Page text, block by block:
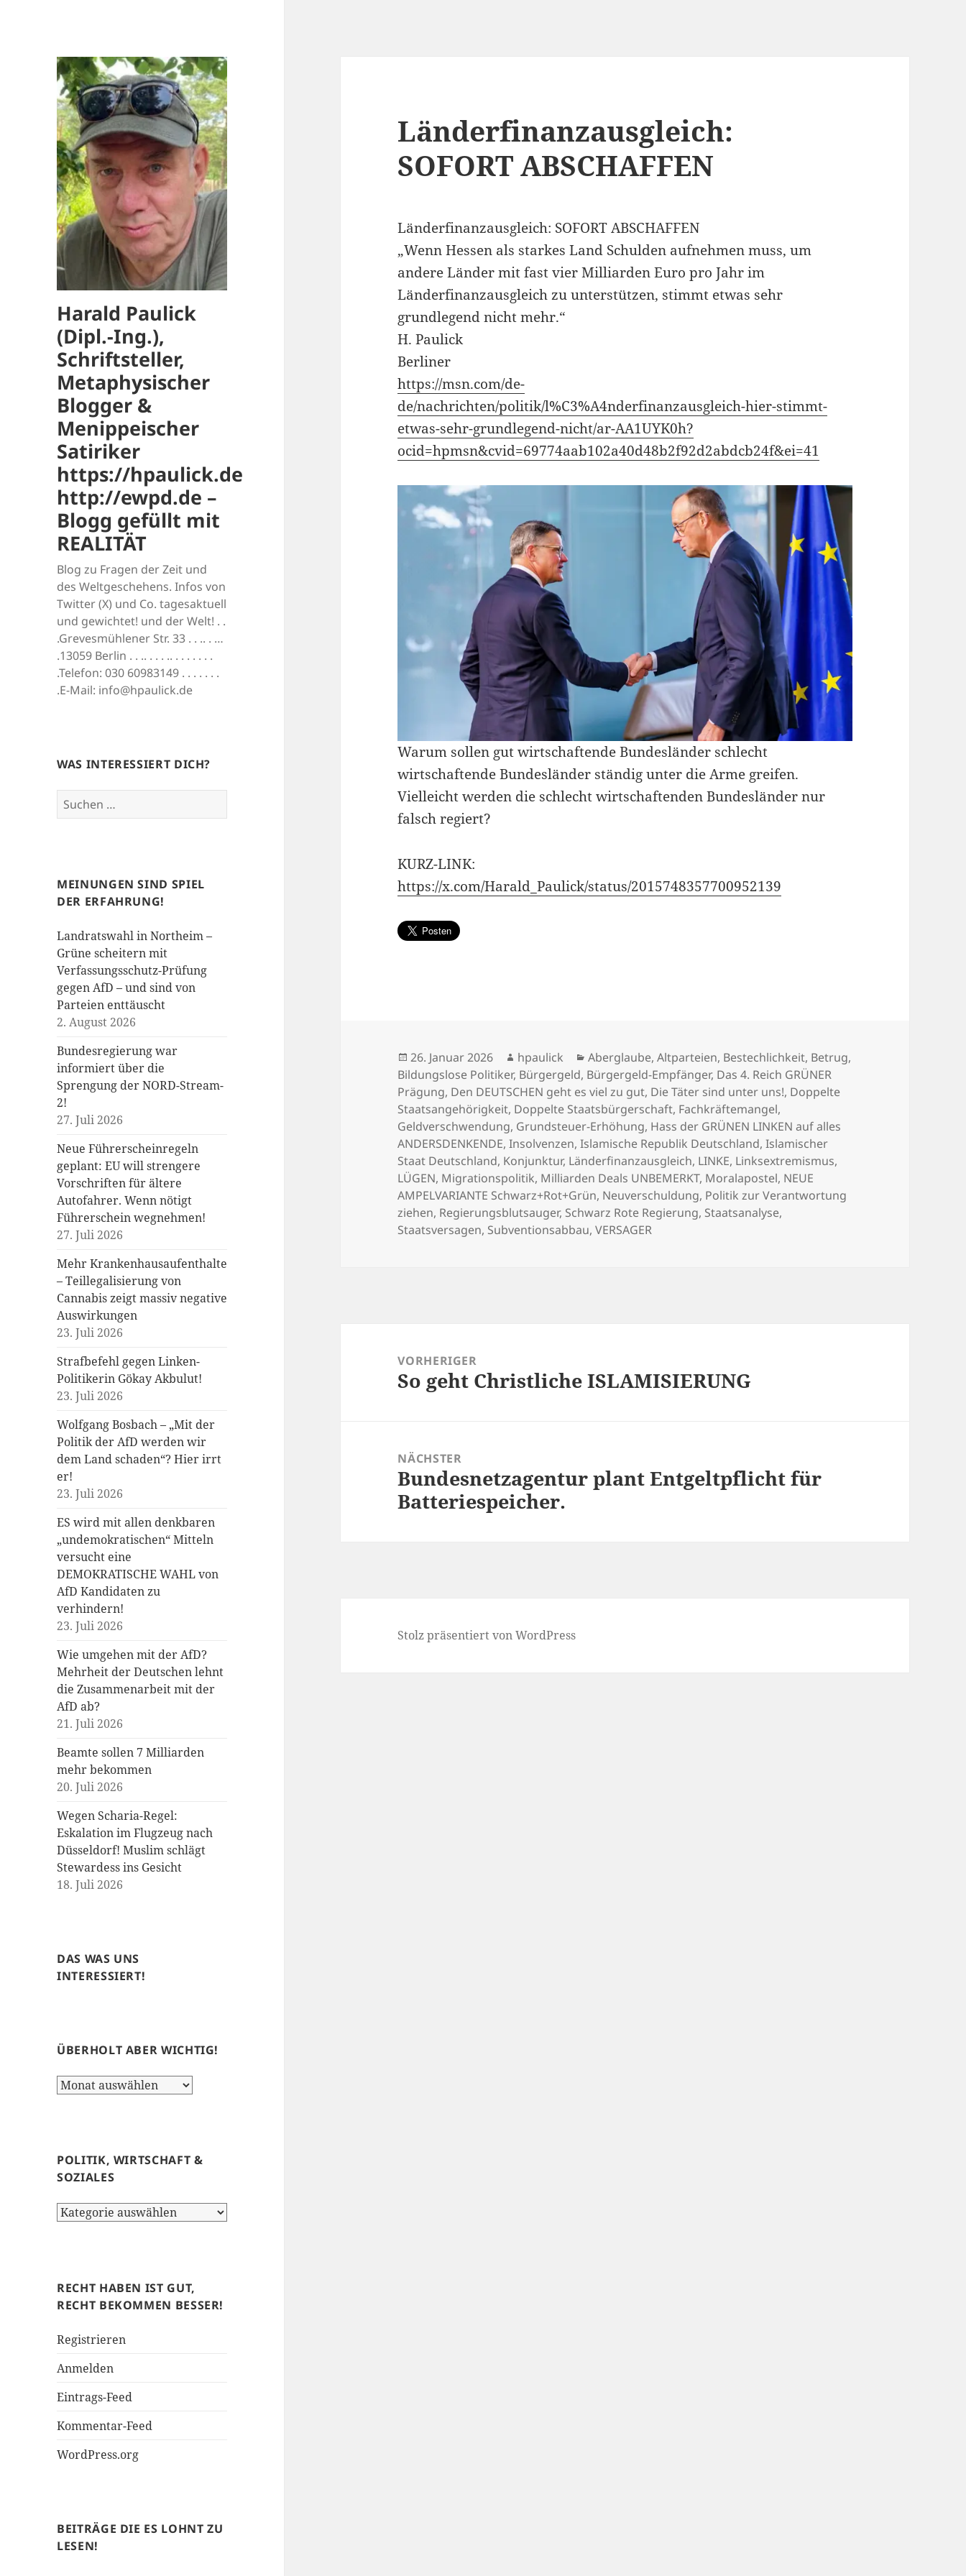
Harald Paulick
(Dipl.-Ing.),
Schriftsteller,
Metaphysischer
Blogger &
Menippeischer
Satiriker
https://hpaulick.de
http://ewpd.de –
Blogg gefüllt mit
REALITÄT
Blog zu Fragen der Zeit und
des Weltgeschehens. Infos von
Twitter (X) und Co. tagesaktuell
und gewichtet! und der Welt! . .
.Grevesmühlener Str. 33 . . .. . …
.13059 Berlin . . .. . . . .. . . . . . . .
.Telefon: 030 60983149 . . . . . . .
.E-Mail: info@hpaulick.de
WAS INTERESSIERT DICH?
Suchen
nach:
MEINUNGEN SIND SPIEL
DER ERFAHRUNG!
Landratswahl in Northeim –
Grüne scheitern mit
Verfassungsschutz-Prüfung
gegen AfD – und sind von
Parteien enttäuscht
2. August 2026
Bundesregierung war
informiert über die
Sprengung der NORD-Stream-
2!
27. Juli 2026
Neue Führerscheinregeln
geplant: EU will strengere
Vorschriften für ältere
Autofahrer. Wenn nötigt
Führerschein wegnehmen!
27. Juli 2026
Mehr Krankenhausaufenthalte
– Teillegalisierung von
Cannabis zeigt massiv negative
Auswirkungen
23. Juli 2026
Strafbefehl gegen Linken-
Politikerin Gökay Akbulut!
23. Juli 2026
Wolfgang Bosbach – „Mit der
Politik der AfD werden wir
dem Land schaden“? Hier irrt
er!
23. Juli 2026
ES wird mit allen denkbaren
„undemokratischen“ Mitteln
versucht eine
DEMOKRATISCHE WAHL von
AfD Kandidaten zu
verhindern!
23. Juli 2026
Wie umgehen mit der AfD?
Mehrheit der Deutschen lehnt
die Zusammenarbeit mit der
AfD ab?
21. Juli 2026
Beamte sollen 7 Milliarden
mehr bekommen
20. Juli 2026
Wegen Scharia-Regel:
Eskalation im Flugzeug nach
Düsseldorf! Muslim schlägt
Stewardess ins Gesicht
18. Juli 2026
DAS WAS UNS
INTERESSIERT!
ÜBERHOLT ABER WICHTIG!
Überholt
POLITIK, WIRTSCHAFT &
SOZIALES
Politik,
RECHT HABEN IST GUT,
RECHT BEKOMMEN BESSER!
Registrieren
Anmelden
Eintrags-Feed
Kommentar-Feed
WordPress.org
BEITRÄGE DIE ES LOHNT ZU
LESEN!
Länderfinanzausgleich:
SOFORT ABSCHAFFEN
Länderfinanzausgleich: SOFORT ABSCHAFFEN
„Wenn Hessen als starkes Land Schulden aufnehmen muss, um
andere Länder mit fast vier Milliarden Euro pro Jahr im
Länderfinanzausgleich zu unterstützen, stimmt etwas sehr
grundlegend nicht mehr.“
H. Paulick
Berliner
https://msn.com/de-
de/nachrichten/politik/l%C3%A4nderfinanzausgleich-hier-stimmt-
etwas-sehr-grundlegend-nicht/ar-AA1UYK0h?
ocid=hpmsn&cvid=69774aab102a40d48b2f92d2abdcb24f&ei=41
Warum sollen gut wirtschaftende Bundesländer schlecht
wirtschaftende Bundesländer ständig unter die Arme greifen.
Vielleicht werden die schlecht wirtschaftenden Bundesländer nur
falsch regiert?
KURZ-LINK:
https://x.com/Harald_Paulick/status/2015748357700952139
Veröffentlicht
am
26. Januar 2026 Autor
hpaulick Kategorien
Aberglaube,Altparteien, Bestechlichkeit, Betrug,
Bildungslose Politiker, Bürgergeld, Bürgergeld-Empfänger, Das 4. Reich GRÜNER
Prägung, Den DEUTSCHEN geht es viel zu gut, Die Täter sind unter uns!, Doppelte
Staatsangehörigkeit, Doppelte Staatsbürgerschaft, Fachkräftemangel,
Geldverschwendung, Grundsteuer-Erhöhung, Hass der GRÜNEN LINKEN auf alles
ANDERSDENKENDE,Insolvenzen,Islamische Republik Deutschland,Islamischer
Staat Deutschland, Konjunktur, Länderfinanzausgleich, LINKE, Linksextremismus,
LÜGEN, Migrationspolitik, Milliarden Deals UNBEMERKT, Moralapostel, NEUE
AMPELVARIANTE Schwarz+Rot+Grün, Neuverschuldung, Politik zur Verantwortung
ziehen, Regierungsblutsauger, Schwarz Rote Regierung, Staatsanalyse,
Staatsversagen, Subventionsabbau,VERSAGER
VORHERIGER
Vorheriger
So geht Christliche ISLAMISIERUNG
NÄCHSTER
Nächster
Beitrag:
Bundesnetzagentur plant Entgeltpflicht für
Batteriespeicher.
Stolz präsentiert von WordPress